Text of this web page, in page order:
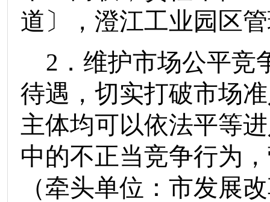
道〕
， 澄江工业园区
2 ．维护市场公平
待遇，切实打破市场
主体均可以依法平等
中的不正当竞争行为 ，
（牵头单位： 市发展